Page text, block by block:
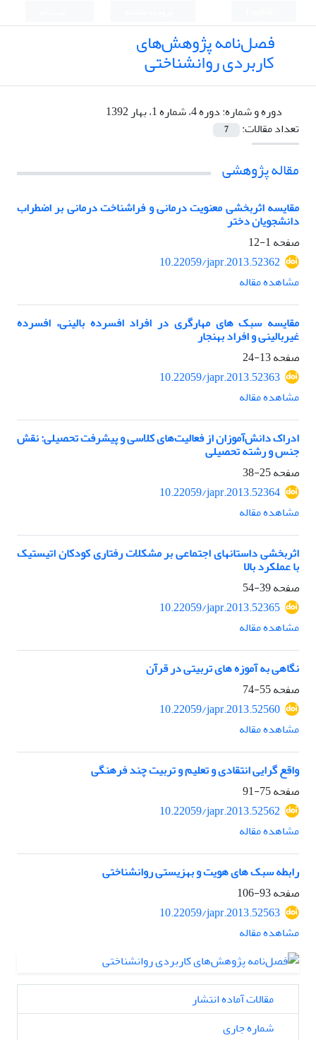
فصل‌نامه پژوهش‌های
کاربردی روانشناختی
دوره و شماره:دوره 4، شماره 1، بهار 1392
تعداد مقالات:
7
مقاله پژوهشی
مقایسه اثربخشی معنویت درمانی و فراشناخت درمانی بر اضطراب
دانشجویان دختر
صفحه1-12
10.22059/japr.2013.52362
مشاهده مقاله
مقایسه سبک های مهارگری در افراد افسرده بالینی، افسرده
غیربالینی و افراد بهنجار
صفحه13-24
10.22059/japr.2013.52363
مشاهده مقاله
ادراک دانش‌آموزان از فعالیت‌های کلاسی و پیشرفت تحصیلی: نقش
جنس و رشته تحصیلی
صفحه25-38
10.22059/japr.2013.52364
مشاهده مقاله
اثربخشی داستان‏های اجتماعی بر مشکلات رفتاری کودکان اتیستیک
با عملکرد بالا
صفحه39-54
10.22059/japr.2013.52365
مشاهده مقاله
نگاهی به آموزه های تربیتی در قرآن
صفحه55-74
10.22059/japr.2013.52560
مشاهده مقاله
واقع گرایی انتقادی و تعلیم و تربیت چند فرهنگی
صفحه75-91
10.22059/japr.2013.52562
مشاهده مقاله
رابطه سبک های هویت و بهزیستی روانشناختی
صفحه93-106
10.22059/japr.2013.52563
مشاهده مقاله
مقالات آماده انتشار
شماره جاری